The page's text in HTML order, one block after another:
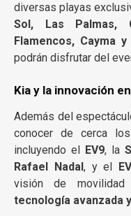
diversas playas
Sol, Las Palmas,
Flamencos, Cayma
podrán disfrutar del
Kia y la innovación
Además del
conocer de cerca
incluyendo el
EV9, la
Rafael Nadal , y el
visión de
tecnología avanzada